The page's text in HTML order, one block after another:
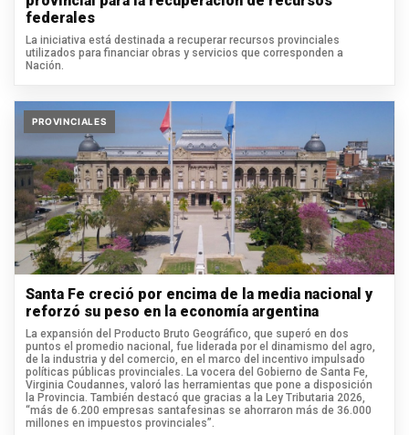
federales
La iniciativa está destinada a recuperar recursos provinciales
utilizados para financiar obras y servicios que corresponden a
Nación.
PROVINCIALES
Santa Fe creció por encima de la media nacional y
reforzó su peso en la economía argentina
La expansión del Producto Bruto Geográfico, que superó en dos
puntos el promedio nacional, fue liderada por el dinamismo del agro,
de la industria y del comercio, en el marco del incentivo impulsado
políticas públicas provinciales. La vocera del Gobierno de Santa Fe,
Virginia Coudannes, valoró las herramientas que pone a disposición
la Provincia. También destacó que gracias a la Ley Tributaria 2026,
“más de 6.200 empresas santafesinas se ahorraron más de 36.000
millones en impuestos provinciales”.